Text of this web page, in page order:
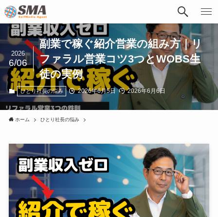
副業で稼ぐ紹介営業の組み方｜リ
ファラル営業コツ3つとWOBS生
徒の実例
2026
6/06
ひとり社長の悩み 2026年6月5日 2026年6月6日
ホーム ひとり社長の悩み